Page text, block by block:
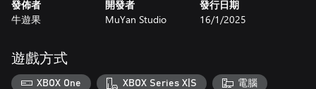
與和體驗跌宕起伏的人生故事，沉浸式體驗作為“導演”的快樂和
有時代性的黃金十年
發佈者
牛遊果
開發者
MuYan Studio
發行日期
16/1/2025
遊戲方式
XBOX One XBOX Series X|S 電腦